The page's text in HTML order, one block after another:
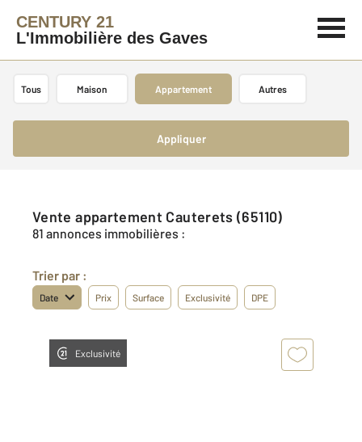
CENTURY 21
L'Immobilière des Gaves
Tous Maison Appartement Autres
Appliquer
Vente appartement Cauterets (65110)
81 annonces immobilières :
Trier par :
Date Prix Surface Exclusivité DPE
Exclusivité